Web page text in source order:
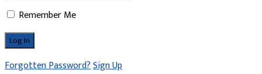
Remember Me
Forgotten Password?Sign Up